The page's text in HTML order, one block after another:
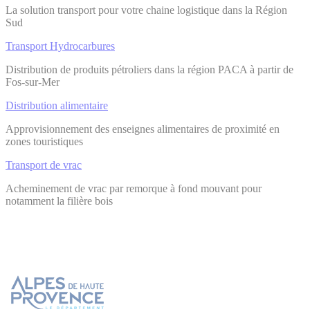
La solution transport pour votre chaine logistique dans la Région
Sud
Transport Hydrocarbures
Distribution de produits pétroliers dans la région PACA à partir de
Fos-sur-Mer
Distribution alimentaire
Approvisionnement des enseignes alimentaires de proximité en
zones touristiques
Transport de vrac
Acheminement de vrac par remorque à fond mouvant pour
notamment la filière bois